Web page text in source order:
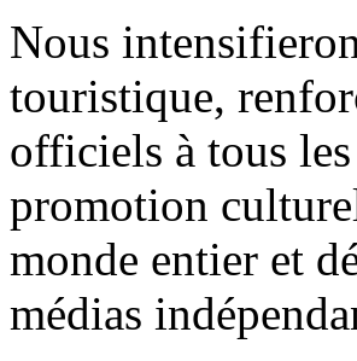
Nous
touristique,
officiels à tous
promotion
monde entier et
médias